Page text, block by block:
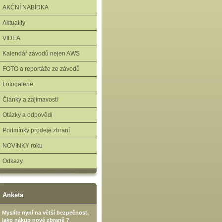
AKČNÍ NABÍDKA
Aktuality
VIDEA
Kalendář závodů nejen AWS
FOTO a reportáže ze závodů
Fotogalerie
Články a zajímavosti
Otázky a odpovědi
Podmínky prodeje zbraní
NOVINKY roku
Odkazy
Anketa
Myslíte nyní na větší bezpečnost,
jako nákup nové zbraně ?